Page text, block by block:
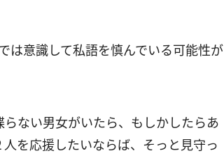
は意識して私語を慎んでいる可能性が
ない男女がいたら、もしかしたらあ
を応援したいならば、そっと見守っ